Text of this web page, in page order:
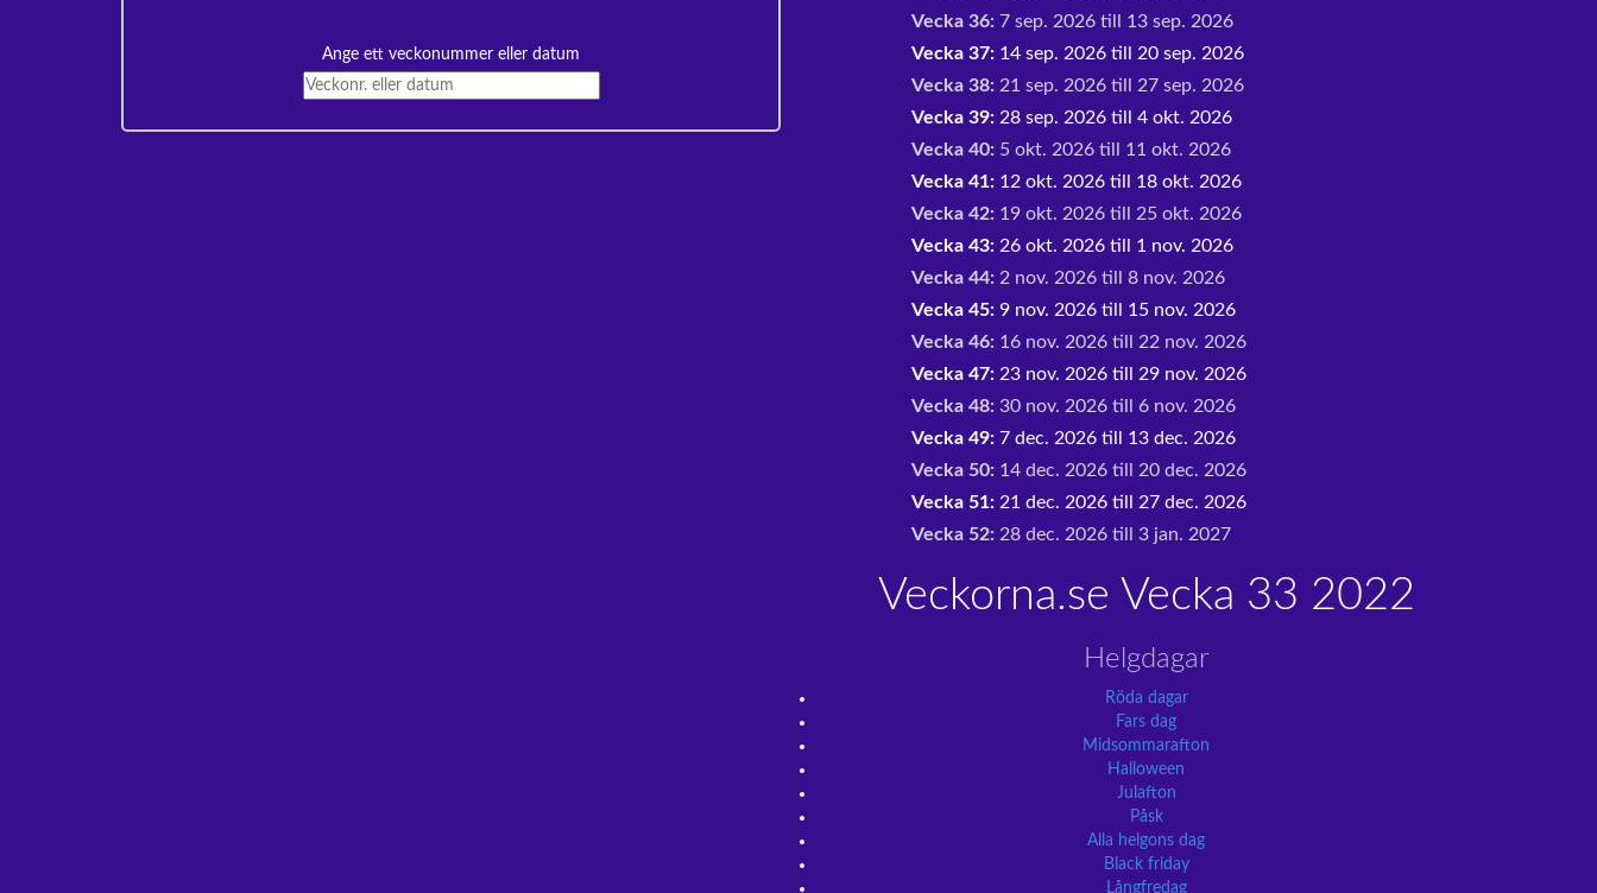
Ange ett veckonummer eller datum
Vecka 36: 7 sep. 2026 till 13 sep. 2026
Vecka 37: 14 sep. 2026 till 20 sep. 2026
Vecka 38: 21 sep. 2026 till 27 sep. 2026
Vecka 39: 28 sep. 2026 till 4 okt. 2026
Vecka 40: 5 okt. 2026 till 11 okt. 2026
Vecka 41: 12 okt. 2026 till 18 okt. 2026
Vecka 42: 19 okt. 2026 till 25 okt. 2026
Vecka 43: 26 okt. 2026 till 1 nov. 2026
Vecka 44: 2 nov. 2026 till 8 nov. 2026
Vecka 45: 9 nov. 2026 till 15 nov. 2026
Vecka 46: 16 nov. 2026 till 22 nov. 2026
Vecka 47: 23 nov. 2026 till 29 nov. 2026
Vecka 48: 30 nov. 2026 till 6 nov. 2026
Vecka 49: 7 dec. 2026 till 13 dec. 2026
Vecka 50: 14 dec. 2026 till 20 dec. 2026
Vecka 51: 21 dec. 2026 till 27 dec. 2026
Vecka 52: 28 dec. 2026 till 3 jan. 2027
Veckorna.se Vecka 33 2022
Helgdagar
Röda dagar
Fars dag
Midsommarafton
Halloween
Julafton
Påsk
Alla helgons dag
Black friday
Långfredag